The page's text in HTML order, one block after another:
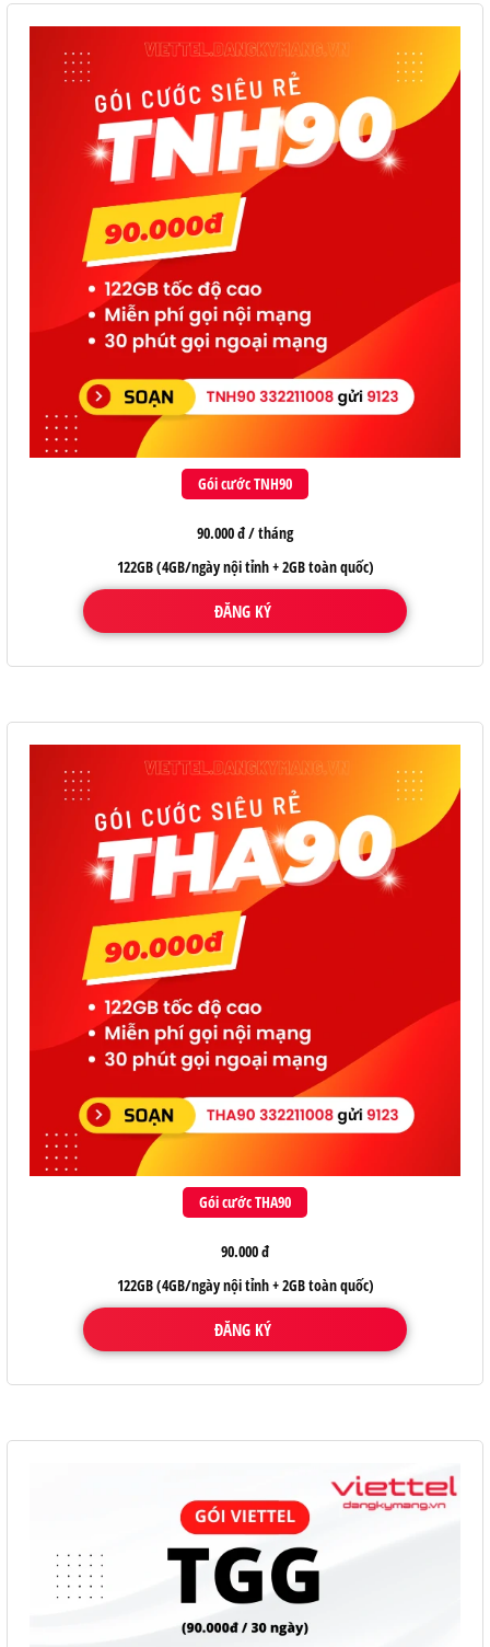
Gói cước TNH90
90.000 đ / tháng
122GB (4GB/ngày nội tỉnh + 2GB toàn quốc)
ĐĂNG KÝ
Gói cước THA90
90.000 đ
122GB (4GB/ngày nội tỉnh + 2GB toàn quốc)
ĐĂNG KÝ